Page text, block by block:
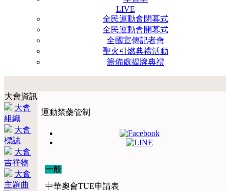
LIVE
全民運動會閉幕式
全民運動會開幕式
全國宣傳記者會
聖火引燃典禮活動
籌備處揭牌典禮
大會資訊
大會
組織
大會
標誌
大會
吉祥物
大會
主題曲
運動禁藥管制
一般
中華奧會TUE申請表